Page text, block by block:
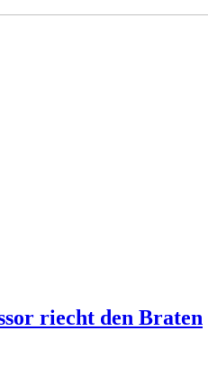
riecht den Braten